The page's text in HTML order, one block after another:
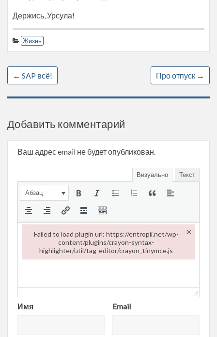
Держись, Урсула!
Жизнь
← SAP всё! Про отпуск →
Добавить комментарий
Ваш адрес email не будет опубликован.
Визуально Текст
Абзац
Имя Email
Failed to load plugin url: https://entropii.net/wp-
content/plugins/crayon-syntax-
highlighter/util/tag-editor/crayon_tinymce.js
×
Failed to load plugin url: https://entropii.net/wp-content/